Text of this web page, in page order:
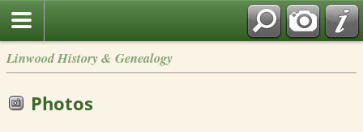
Linwood History & Genealogy
Photos